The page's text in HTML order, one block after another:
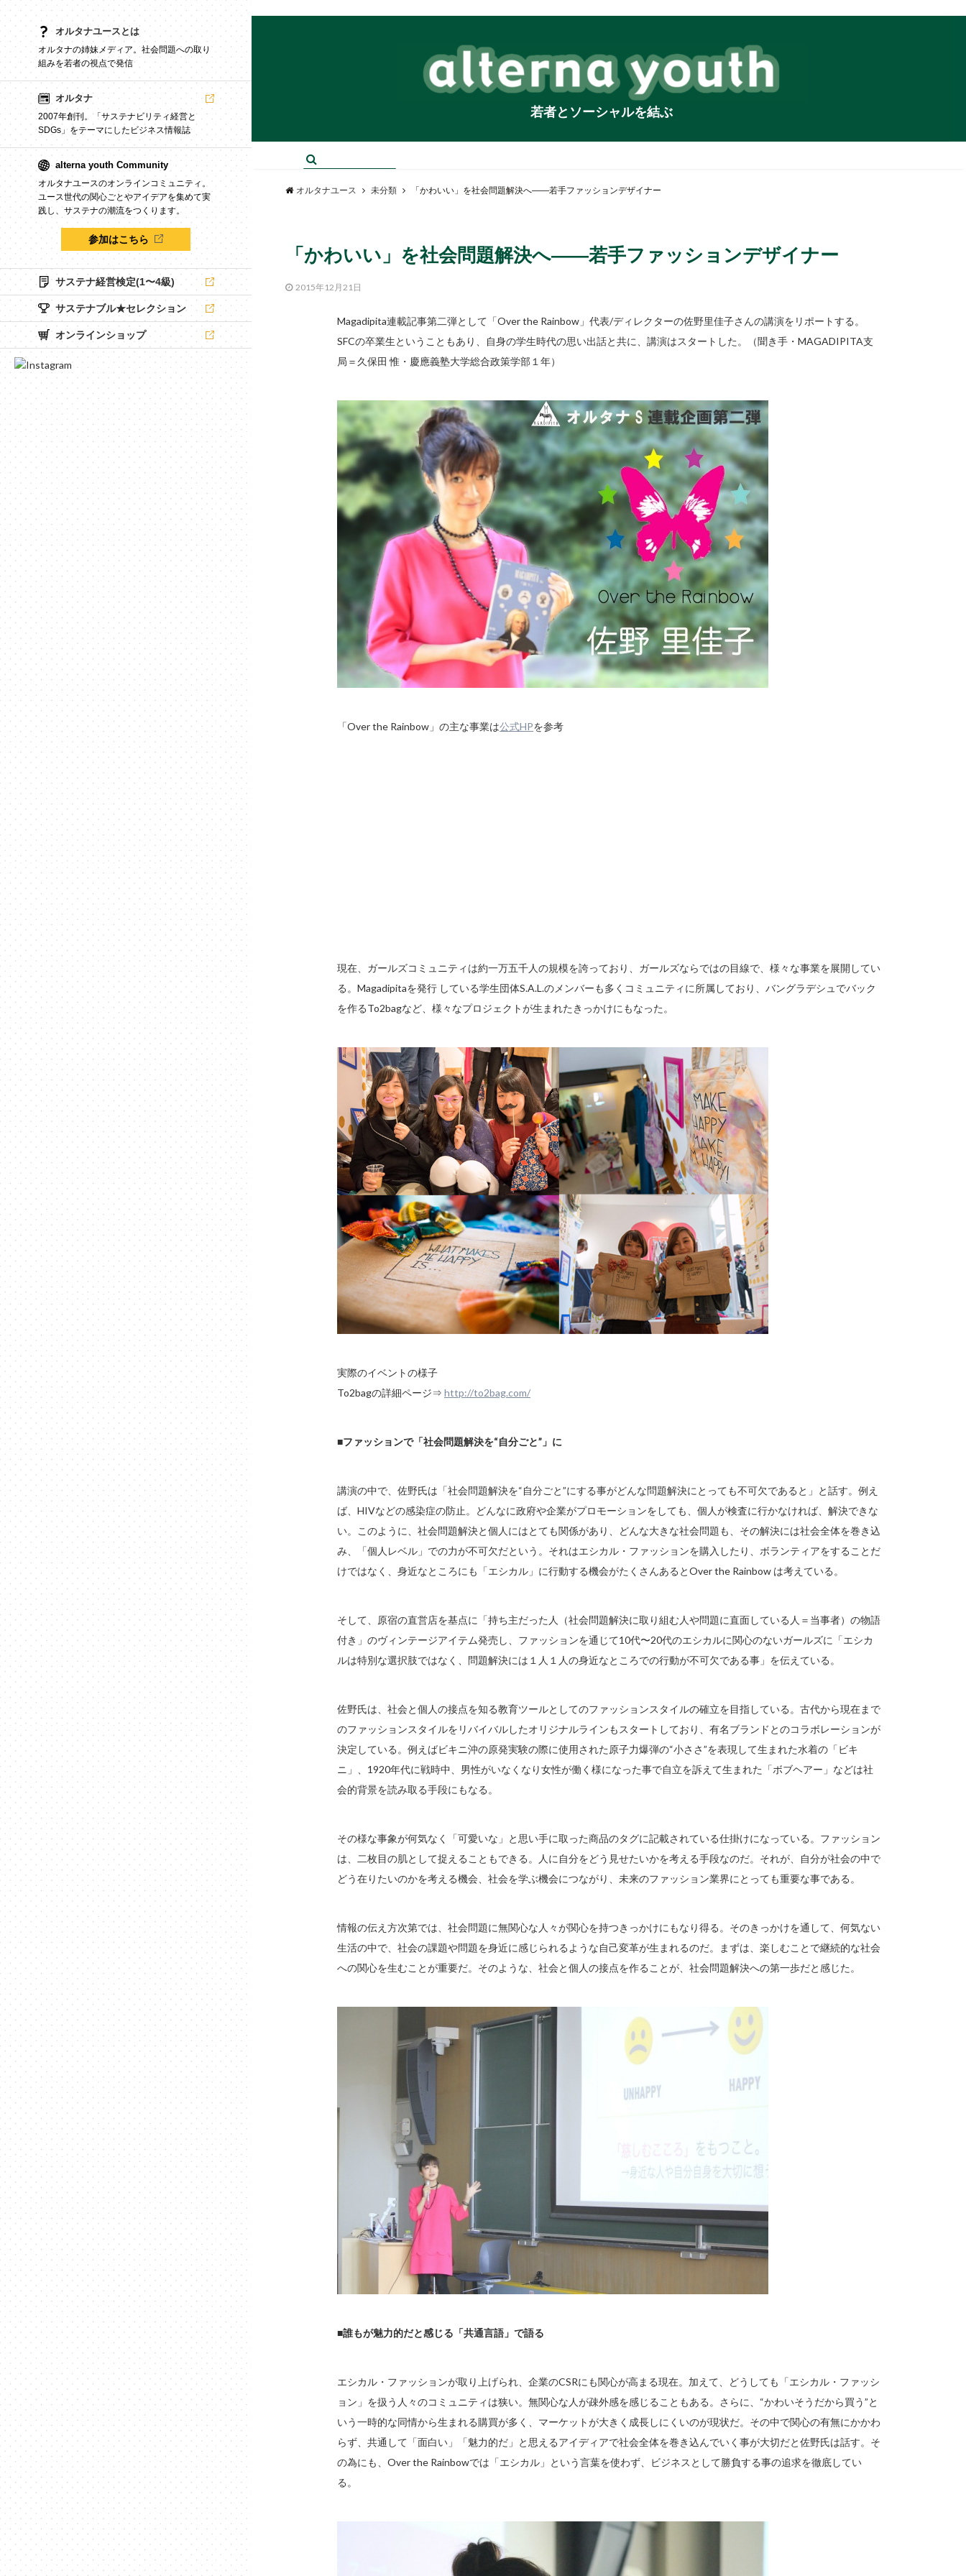
オルタナユースとは
オルタナの姉妹メディア。社会問題への取り
組みを若者の視点で発信
オルタナ
2007年創刊。「サステナビリティ経営と
SDGs」をテーマにしたビジネス情報誌
alterna youth Community
オルタナユースのオンラインコミュニティ。
ユース世代の関心ごとやアイデアを集めて実
践し、サステナの潮流をつくります。
参加はこちら
サステナ経営検定(1〜4級)
サステナブル★セレクション
オンラインショップ
若者とソーシャルを結ぶ
オルタナユース 未分類 「かわいい」を社会問題解決へ――若手ファッションデザイナー
「かわいい」を社会問題解決へ――若手ファッションデザイナー
2015年12月21日
Magadipita連載記事第二弾として「Over the Rainbow」代表/ディレクターの佐野里佳子さんの講演をリポートする。
SFCの卒業生ということもあり、自身の学生時代の思い出話と共に、講演はスタートした。（聞き手・MAGADIPITA支
局＝久保田 惟・慶應義塾大学総合政策学部１年）
「Over the Rainbow」の主な事業は公式HPを参考
現在、ガールズコミュニティは約一万五千人の規模を誇っており、ガールズならではの目線で、様々な事業を展開してい
る。Magadipitaを発行 している学生団体S.A.L.のメンバーも多くコミュニティに所属しており、バングラデシュでバック
を作るTo2bagなど、様々なプロジェクトが生まれたきっかけにもなった。
実際のイベントの様子
To2bagの詳細ページ⇒ http://to2bag.com/
■ファッションで「社会問題解決を“自分ごと”」に
講演の中で、佐野氏は「社会問題解決を“自分ごと”にする事がどんな問題解決にとっても不可欠であると」と話す。例え
ば、HIVなどの感染症の防止。どんなに政府や企業がプロモーションをしても、個人が検査に行かなければ、解決できな
い。このように、社会問題解決と個人にはとても関係があり、どんな大きな社会問題も、その解決には社会全体を巻き込
み、「個人レベル」での力が不可欠だという。それはエシカル・ファッションを購入したり、ボランティアをすることだ
けではなく、身近なところにも「エシカル」に行動する機会がたくさんあるとOver the Rainbow は考えている。
そして、原宿の直営店を基点に「持ち主だった人（社会問題解決に取り組む人や問題に直面している人＝当事者）の物語
付き」のヴィンテージアイテム発売し、ファッションを通じて10代〜20代のエシカルに関心のないガールズに「エシカ
ルは特別な選択肢ではなく、問題解決には１人１人の身近なところでの行動が不可欠である事」を伝えている。
佐野氏は、社会と個人の接点を知る教育ツールとしてのファッションスタイルの確立を目指している。古代から現在まで
のファッションスタイルをリバイバルしたオリジナルラインもスタートしており、有名ブランドとのコラボレーションが
決定している。例えばビキニ沖の原発実験の際に使用された原子力爆弾の“小ささ”を表現して生まれた水着の「ビキ
ニ」、1920年代に戦時中、男性がいなくなり女性が働く様になった事で自立を訴えて生まれた「ボブヘアー」などは社
会的背景を読み取る手段にもなる。
その様な事象が何気なく「可愛いな」と思い手に取った商品のタグに記載されている仕掛けになっている。ファッション
は、二枚目の肌として捉えることもできる。人に自分をどう見せたいかを考える手段なのだ。それが、自分が社会の中で
どう在りたいのかを考える機会、社会を学ぶ機会につながり、未来のファッション業界にとっても重要な事である。
情報の伝え方次第では、社会問題に無関心な人々が関心を持つきっかけにもなり得る。そのきっかけを通して、何気ない
生活の中で、社会の課題や問題を身近に感じられるような自己変革が生まれるのだ。まずは、楽しむことで継続的な社会
への関心を生むことが重要だ。そのような、社会と個人の接点を作ることが、社会問題解決への第一歩だと感じた。
■誰もが魅力的だと感じる「共通言語」で語る
エシカル・ファッションが取り上げられ、企業のCSRにも関心が高まる現在。加えて、どうしても「エシカル・ファッシ
ョン」を扱う人々のコミュニティは狭い。無関心な人が疎外感を感じることもある。さらに、“かわいそうだから買う”と
いう一時的な同情から生まれる購買が多く、マーケットが大きく成長しにくいのが現状だ。その中で関心の有無にかかわ
らず、共通して「面白い」「魅力的だ」と思えるアイディアで社会全体を巻き込んでいく事が大切だと佐野氏は話す。そ
の為にも、Over the Rainbowでは「エシカル」という言葉を使わず、ビジネスとして勝負する事の追求を徹底してい
る。